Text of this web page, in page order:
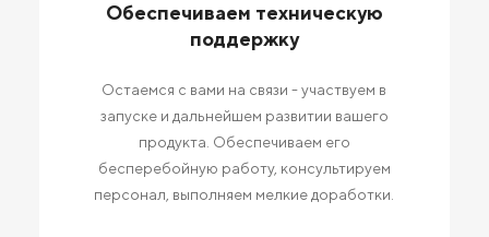
Обеспечиваем техническую
поддержку
Остаемся с вами на связи - участвуем в
запуске и дальнейшем развитии вашего
продукта. Обеспечиваем его
бесперебойную работу, консультируем
персонал, выполняем мелкие доработки.